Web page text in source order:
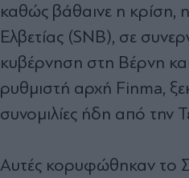
καθώς βάθαινε η κρίση,
Ελβετίας (SNB), σε
κυβέρνηση στη Βέρνη
ρυθμιστή αρχή Finma,
συνομιλίες ήδη από την
Αυτές κορυφώθηκαν το